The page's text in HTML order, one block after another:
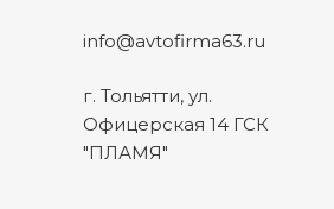
info@avtofirma63.ru
г. Тольятти, ул.
Офицерская 14 ГСК
"ПЛАМЯ"